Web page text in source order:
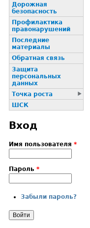
Дорожная
безопасность
Профилактика
пpaвонаpушений
Последние
материалы
Обратная связь
Защита
персональных
данных
Точка роста
ШСК
Вход
Имя пользователя *
Пароль *
Забыли пароль?